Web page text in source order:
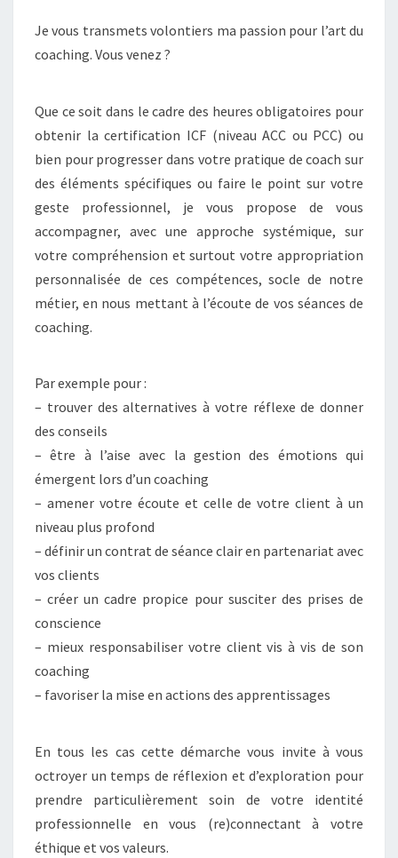
Je vous transmets volontiers ma passion pour l’art du
coaching. Vous venez ?
Que ce soit dans le cadre des heures obligatoires pour
obtenir la certification ICF (niveau ACC ou PCC) ou
bien pour progresser dans votre pratique de coach sur
des éléments spécifiques ou faire le point sur votre
geste professionnel, je vous propose de vous
accompagner, avec une approche systémique, sur
votre compréhension et surtout votre appropriation
personnalisée de ces compétences, socle de notre
métier, en nous mettant à l’écoute de vos séances de
coaching.
Par exemple pour :
– trouver des alternatives à votre réflexe de donner
des conseils
– être à l’aise avec la gestion des émotions qui
émergent lors d’un coaching
– amener votre écoute et celle de votre client à un
niveau plus profond
– définir un contrat de séance clair en partenariat avec
vos clients
– créer un cadre propice pour susciter des prises de
conscience
– mieux responsabiliser votre client vis à vis de son
coaching
– favoriser la mise en actions des apprentissages
En tous les cas cette démarche vous invite à vous
octroyer un temps de réflexion et d’exploration pour
prendre particulièrement soin de votre identité
professionnelle en vous (re)connectant à votre
éthique et vos valeurs.